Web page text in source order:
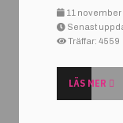
11 november
Senast
Träffar: 4559
LÄS MER